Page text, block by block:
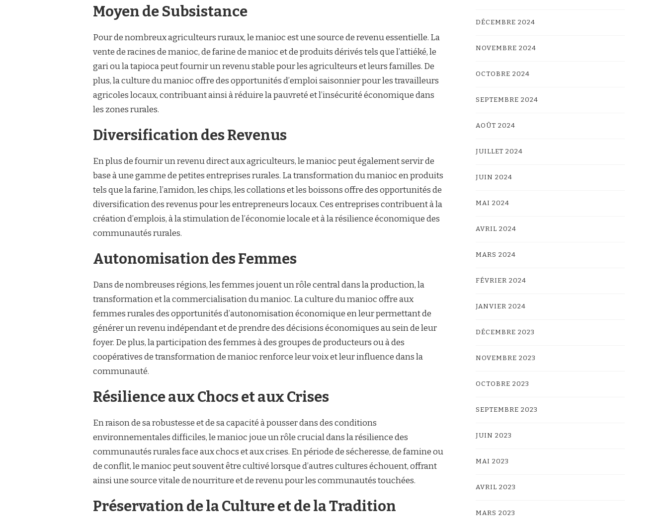
Moyen de Subsistance
Pour de nombreux agriculteurs ruraux, le manioc est une source de revenu essentielle. La
vente de racines de manioc, de farine de manioc et de produits dérivés tels que l’attiéké, le
gari ou la tapioca peut fournir un revenu stable pour les agriculteurs et leurs familles. De
plus, la culture du manioc offre des opportunités d’emploi saisonnier pour les travailleurs
agricoles locaux, contribuant ainsi à réduire la pauvreté et l’insécurité économique dans
les zones rurales.
Diversification des Revenus
En plus de fournir un revenu direct aux agriculteurs, le manioc peut également servir de
base à une gamme de petites entreprises rurales. La transformation du manioc en produits
tels que la farine, l’amidon, les chips, les collations et les boissons offre des opportunités de
diversification des revenus pour les entrepreneurs locaux. Ces entreprises contribuent à la
création d’emplois, à la stimulation de l’économie locale et à la résilience économique des
communautés rurales.
Autonomisation des Femmes
Dans de nombreuses régions, les femmes jouent un rôle central dans la production, la
transformation et la commercialisation du manioc. La culture du manioc offre aux
femmes rurales des opportunités d’autonomisation économique en leur permettant de
générer un revenu indépendant et de prendre des décisions économiques au sein de leur
foyer. De plus, la participation des femmes à des groupes de producteurs ou à des
coopératives de transformation de manioc renforce leur voix et leur influence dans la
communauté.
Résilience aux Chocs et aux Crises
En raison de sa robustesse et de sa capacité à pousser dans des conditions
environnementales difficiles, le manioc joue un rôle crucial dans la résilience des
communautés rurales face aux chocs et aux crises. En période de sécheresse, de famine ou
de conflit, le manioc peut souvent être cultivé lorsque d’autres cultures échouent, offrant
ainsi une source vitale de nourriture et de revenu pour les communautés touchées.
Préservation de la Culture et de la Tradition
DÉCEMBRE 2024
NOVEMBRE 2024
OCTOBRE 2024
SEPTEMBRE 2024
AOÛT 2024
JUILLET 2024
JUIN 2024
MAI 2024
AVRIL 2024
MARS 2024
FÉVRIER 2024
JANVIER 2024
DÉCEMBRE 2023
NOVEMBRE 2023
OCTOBRE 2023
SEPTEMBRE 2023
JUIN 2023
MAI 2023
AVRIL 2023
MARS 2023